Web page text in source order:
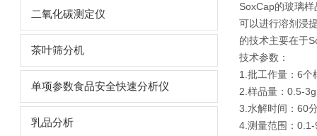
二氧化碳测定仪
茶叶筛分机
单项参数食品安全快速分析仪
乳品分析
SoxCap的玻璃
可以进行溶剂浸
的技术主要在于
技术参数：
1.批工作量：6个
2.样品量：0.5-3g
3.水解时间：60
4.测量范围：0.1-